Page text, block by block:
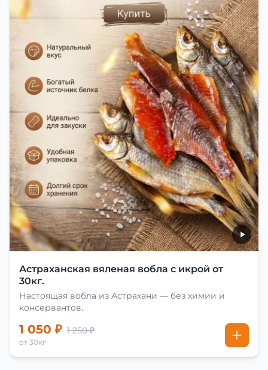
Астраханская вяленая вобла с икрой от
30кг.
Настоящая вобла из Астрахани — без химии и
консервантов.
1 050 ₽ 1 250 ₽
от 30кг